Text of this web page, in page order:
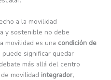
a la movilidad
y sostenible no debe
movilidad es una condición de
significar quedar
más allá del centro
movilidad integrador,